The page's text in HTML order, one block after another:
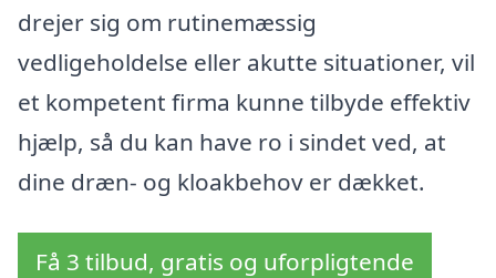
drejer sig om rutinemæssig
vedligeholdelse eller akutte situationer, vil
et kompetent firma kunne tilbyde effektiv
hjælp, så du kan have ro i sindet ved, at
dine dræn- og kloakbehov er dækket.
Få 3 tilbud, gratis og uforpligtende